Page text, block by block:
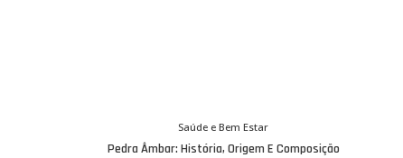
Saúde e Bem Estar
Pedra Âmbar: História, Origem E Composição